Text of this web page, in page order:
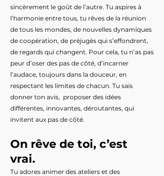
sincèrement le goût de l’autre. Tu aspires à
l’harmonie entre tous, tu rêves de la réunion
de tous les mondes, de nouvelles dynamiques
de coopération, de préjugés qui s’effondrent,
de regards qui changent. Pour cela, tu n’as pas
peur d’oser des pas de côté, d’incarner
l’audace, toujours dans la douceur, en
respectant les limites de chacun. Tu sais
donner ton avis, proposer des idées
différentes, innovantes, déroutantes, qui
invitent aux pas de côté.
On rêve de toi, c’est
vrai.
Tu adores animer des ateliers et des